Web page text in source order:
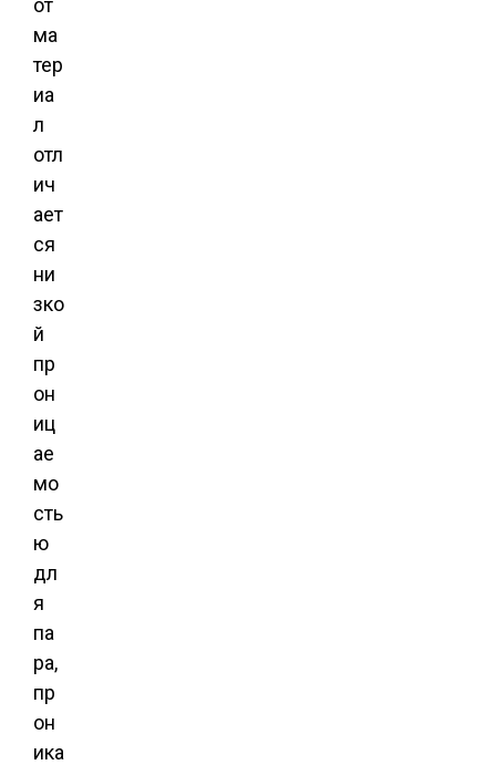
от
ма
тер
иа
л
отл
ич
ает
ся
ни
зко
й
пр
он
иц
ае
мо
сть
ю
дл
я
па
ра,
пр
он
ика